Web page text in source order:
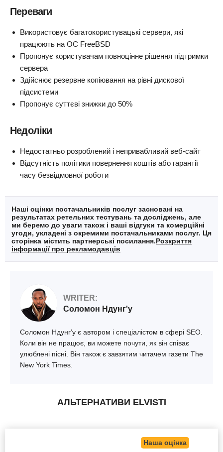
Переваги
Використовує багатокористувацькі сервери, які
працюють на ОС FreeBSD
Пропонує користувачам повноцінне рішення підтримки
сервера
Здійснює резервне копіювання на рівні дискової
підсистеми
Пропонує суттєві знижки до 50%
Недоліки
Недостатньо розроблений і непривабливий веб-сайт
Відсутність політики повернення коштів або гарантії
часу безвідмовної роботи
Наші оцінки постачальників послуг засновані на
результатах ретельних тестувань та досліджень, але
ми беремо до уваги також і ваші відгуки та комерційні
угоди, укладені з окремими постачальниками послуг. Ця
сторінка містить партнерські посилання.Розкриття
інформації про рекламодавців
WRITER:
Соломон Ндунг'у
Соломон Ндунг’у є автором і спеціалістом в сфері SEO.
Коли він не працює, ви можете почути, як він співає
улюблені пісні. Він також є завзятим читачем газети The
New York Times.
АЛЬТЕРНАТИВИ ELVISTI
Наша оцінка